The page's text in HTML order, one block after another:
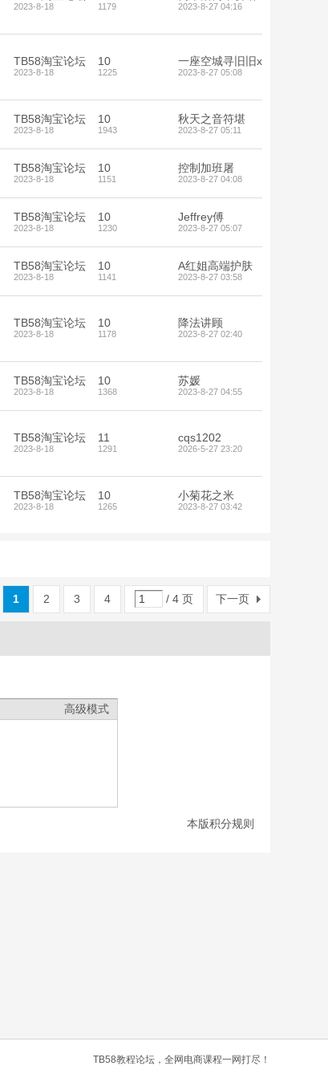
2023-8-18 1179 2023-8-27 04:16
TB58淘宝论坛
2023-8-18
10
1225
一座空城寻旧旧x
2023-8-27 05:08
TB58淘宝论坛
2023-8-18
10
1943
秋天之音符堪
2023-8-27 05:11
TB58淘宝论坛
2023-8-18
10
1151
控制加班屠
2023-8-27 04:08
TB58淘宝论坛
2023-8-18
10
1230
Jeffrey傅
2023-8-27 05:07
TB58淘宝论坛
2023-8-18
10
1141
A红姐高端护肤
2023-8-27 03:58
TB58淘宝论坛
2023-8-18
10
1178
降法讲顾
2023-8-27 02:40
TB58淘宝论坛
2023-8-18
10
1368
苏媛
2023-8-27 04:55
TB58淘宝论坛
2023-8-18
11
1291
cqs1202
2026-5-27 23:20
TB58淘宝论坛
2023-8-18
10
1265
小菊花之米
2023-8-27 03:42
1 2 3 4 / 4 页 下一页
高级模式
本版积分规则
TB58教程论坛，全网电商课程一网打尽！